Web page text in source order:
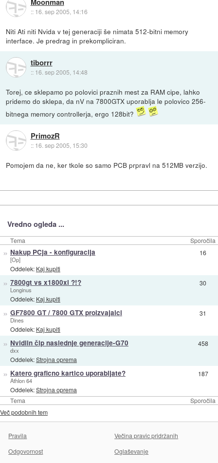
:: 16. sep 2005, 14:16
Niti Ati niti Nvida v tej generaciji še nimata 512-bitni memory
interface. Je predrag in prekompliciran.
tiborrr
:: 16. sep 2005, 14:48
Torej, ce sklepamo po polovici praznih mest za RAM cipe, lahko
pridemo do sklepa, da nV na 7800GTX uporablja le polovico 256-
bitnega memory controllerja, ergo 128bit?
PrimozR
:: 16. sep 2005, 15:30
Pomojem da ne, ker tkole so samo PCB prpravl na 512MB verzijo.
Vredno ogleda ...
Tema Sporočila
Tema Sporočila
» Nakup PCja - konfiguracija
[Op]
Oddelek: Kaj kupiti
16
» 7800gt vs x1800xl ?!?
Longinus
Oddelek: Kaj kupiti
30
» GF7800 GT / 7800 GTX proizvajalci
Dines
Oddelek: Kaj kupiti
31
» Nvidiin čip naslednje generacije-G70
dxx
Oddelek:Strojna oprema
458
» Katero graficno kartico uporabljate?
Athlon 64
Oddelek:Strojna oprema
187
Več podobnih tem
Pravila
Večina pravic pridržanih
Odgovornost
Oglaševanje